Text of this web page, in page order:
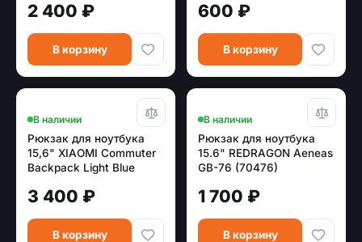
2 400 ₽
В корзину
600 ₽
В корзину
В наличии
Рюкзак для ноутбука
15,6" XIAOMI Commuter
Backpack Light Blue
3 400 ₽
В корзину
В наличии
Рюкзак для ноутбука
15.6" REDRAGON Aeneas
GB-76 (70476)
1 700 ₽
В корзину